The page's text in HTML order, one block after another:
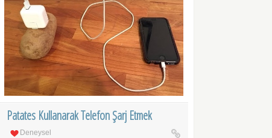
Patates Kullanarak Telefon Şarj Etmek
Deneysel